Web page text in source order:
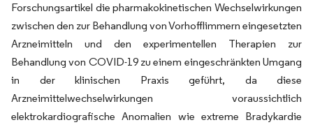
Forschungsartikel die pharmakokinetischen Wechselwirkungen
zwischen den zur Behandlung von Vorhofflimmern eingesetzten
Arzneimitteln und den experimentellen Therapien zur
Behandlung von COVID-19 zu einem eingeschränkten Umgang
in der klinischen Praxis geführt, da diese
Arzneimittelwechselwirkungen voraussichtlich
elektrokardiografische Anomalien wie extreme Bradykardie